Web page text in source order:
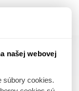
našej webovej
súbory cookies.